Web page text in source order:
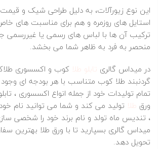
این نوع زیورآلات، به دلیل طراحی شیک و
استایل‌ های روزمره و هم برای مناسبت‌ های خاص
ترکیب آن‌ ها با لباس‌ های رسمی یا غیررسمی
منحصر به‌ فرد به ظاهر شما می‌ بخشد.
در میداس گالری تابلو طلا کوب و اکسسوری
گردنبند طلا کوب متناسب با هر بودجه ای
تمام تولیدات خود از جمله انواع اکسسوری ،
ورق طلا تولید می کند و شما می توانید نام
، تندیس ماه تولد و نام برند خود را شخصی
میداس گالری بسپارید تا با ورق طلا بهترین
تحویل دهد.